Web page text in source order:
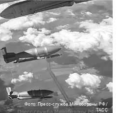
Фото: Пресс-служба Минобороны РФ/
ТАСС